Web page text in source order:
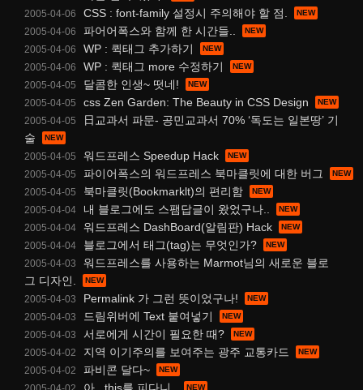
2005-04-06 CSS : font-family 설정시 주의해야 할 점.
2005-04-06 파어어폭스와 함께 한 시간들..
2005-04-06 WP : 퀵태그 추가하기
2005-04-06 WP : 퀵태그 more 수정하기
2005-04-05 달콤한 인생~ 떳네!
2005-04-05 css Zen Garden: The Beauty in CSS Design
2005-04-05
日교과서 파문- 공민교과서 70% ‘독도는 일본땅’ 기
술
2005-04-05 워드프레스 Speedup Hack
2005-04-05 파이어폭스의 워드프레스 북마클릿에 대한 버그
2005-04-05 북마클릿(Bookmarklt)의 편리함
2005-04-04 내 블로그에도 스팸답글이 왔었구나..
2005-04-04 워드프레스 DashBoard(알림판) Hack
2005-04-04 블로그에서 태그(tag)는 무엇인가?
2005-04-03
워드프레스를 사용하는 Marmot님의 새로운 블로
그 디자인.
2005-04-03 Permalink 가 그런 뜻이었구나!
2005-04-03 드림위버에 Text 붙여넣기
2005-04-03 서로에게 시간이 필요한 때?
2005-04-02 지역 이기주의를 보여주는 광주 교통카드
2005-04-02 파비콘 달다~